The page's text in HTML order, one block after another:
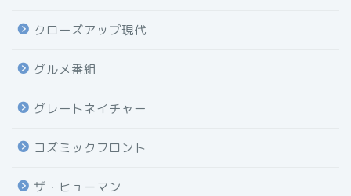
クローズアップ現代
グルメ番組
グレートネイチャー
コズミックフロント
ザ・ヒューマン